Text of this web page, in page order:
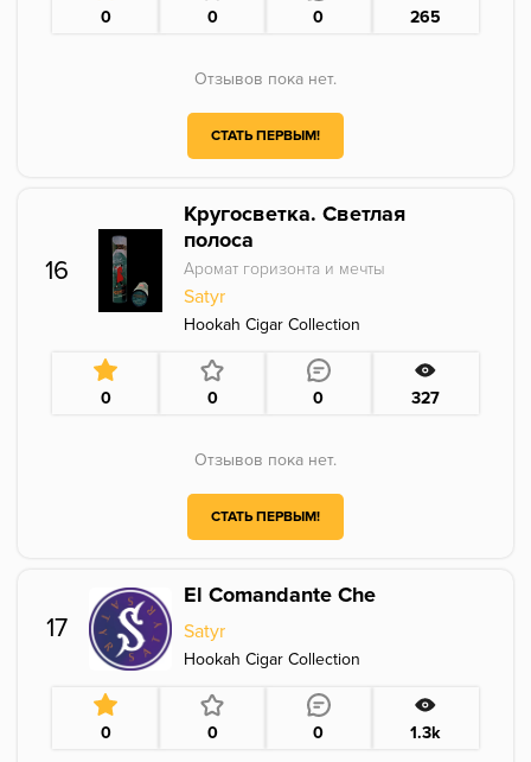
0 0 0 265
Отзывов пока нет.
СТАТЬ ПЕРВЫМ!
16
Кругосветка. Светлая
полоса
Аромат горизонта и мечты
Satyr
Hookah Cigar Collection
0 0 0 327
Отзывов пока нет.
СТАТЬ ПЕРВЫМ!
17
El Comandante Che
Satyr
Hookah Cigar Collection
0 0 0 1.3k